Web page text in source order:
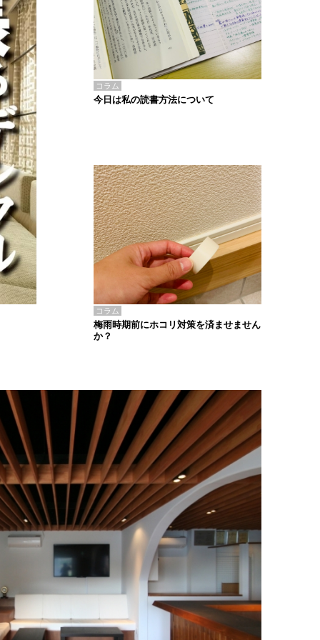
コラム
今日は私の読書方法について
コラム
梅雨時期前にホコリ対策を済ませません
か？